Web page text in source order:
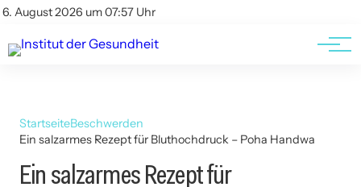
6. August 2026 um 07:57 Uhr
Kontakt
Kontakt
AGBs
StartseiteBeschwerden
Ein salzarmes Rezept für Bluthochdruck – Poha Handwa
Ein salzarmes Rezept für